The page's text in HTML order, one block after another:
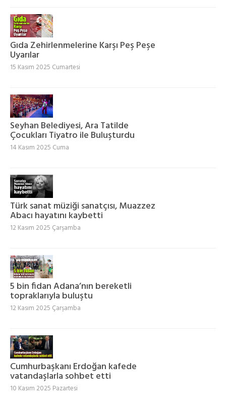
Gıda Zehirlenmelerine Karşı Peş Peşe
Uyarılar
15 Kasım 2025 Cumartesi
Seyhan Belediyesi, Ara Tatilde
Çocukları Tiyatro ile Buluşturdu
14 Kasım 2025 Cuma
Türk sanat müziği sanatçısı, Muazzez
Abacı hayatını kaybetti
12 Kasım 2025 Çarşamba
5 bin fidan Adana’nın bereketli
topraklarıyla buluştu
12 Kasım 2025 Çarşamba
Cumhurbaşkanı Erdoğan kafede
vatandaşlarla sohbet etti
10 Kasım 2025 Pazartesi